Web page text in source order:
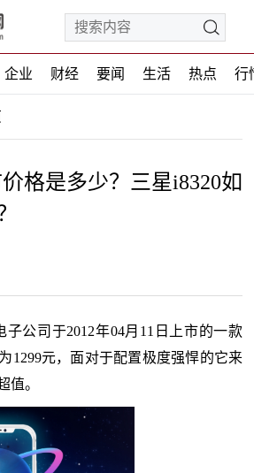
企业 财经 要闻 生活 热点 行
格是多少？三星i8320如
子公司于2012年04月11日上市的一款
1299元，面对于配置极度强悍的它来
值。